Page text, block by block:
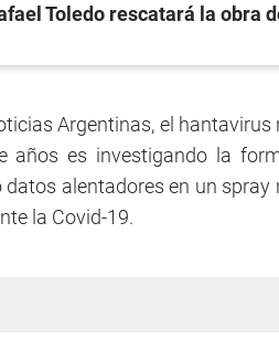
Toledo rescatará la obra
Argentinas, el hantavirus
años es investigando la
alentadores en un spray
la Covid-19.